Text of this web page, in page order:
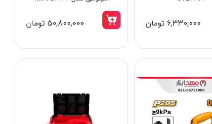
15٪
6,330,000 تومان 50,800,000 تومان